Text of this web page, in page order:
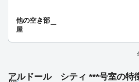
他の空き部
屋
ー
アルドール シティ ***号室の特